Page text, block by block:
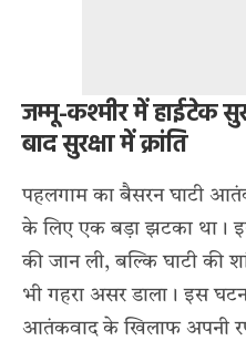
जम्मू-कश्मीर में हाईटेक
बाद सुरक्षा में क्रांति
पहलगाम का बैसरन घाटी
के लिए एक बड़ा झटका था ।
की जान ली, बल्कि घाटी की
भी गहरा असर डाला। इस
आतंकवाद के खिलाफ अपनी